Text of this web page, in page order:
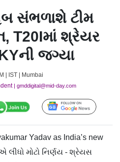
સંભળાશે ટીમ
T20Iમાં શ્રેયર
જગ્યા
| IST | Mumbai
| gmddigital@mid-day.com
Follow Us
Yadav as India’s new
મોટો નિર્ણય - શ્રેયસ